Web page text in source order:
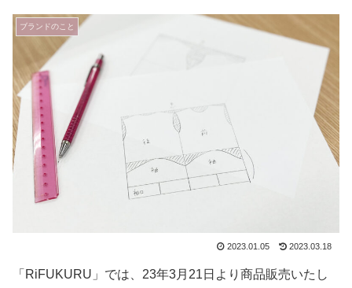
ブランドのこと
2023.01.05 2023.03.18
「RiFUKURU」では、23年3月21日より商品販売いたし